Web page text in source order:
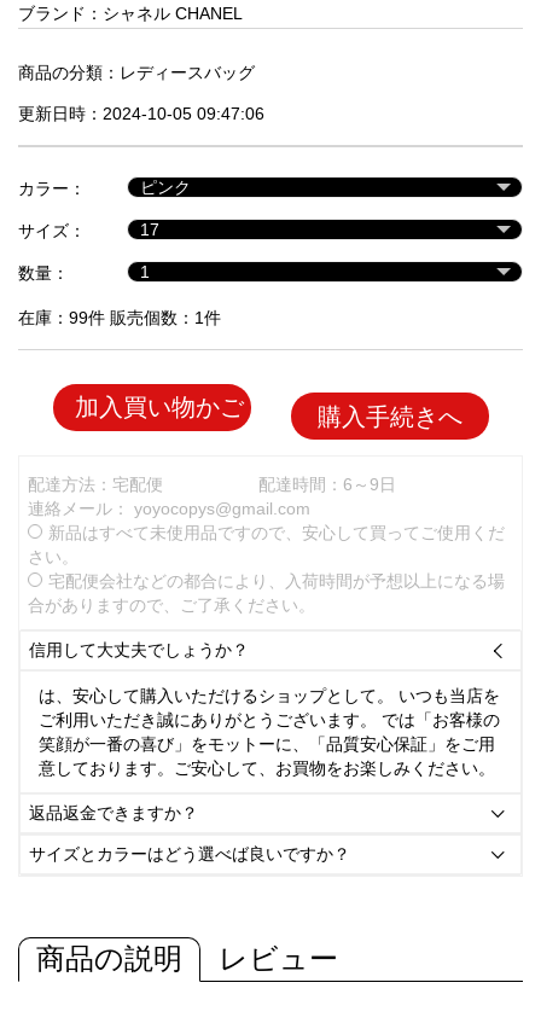
気
商
セ
ル
品
ブランド： シャネル CHANEL
商品の分類： レディースバッグ
更新日時：2024-10-05 09:47:06
カラー：
サイズ：
数量：
在庫：99件 販売個数：1件
加入買い物かご 購入手続きへ
配達方法：宅配便
配達時間：6～9日
連絡メール： yoyocopys@gmail.com
新品はすべて未使用品ですので、安心して買ってご使用くだ
さい。
宅配便会社などの都合により、入荷時間が予想以上になる場
合がありますので、ご了承ください。
信用して大丈夫でしょうか？ 
は、安心して購入いただけるショップとして。 いつも当店を
ご利用いただき誠にありがとうございます。 では「お客様の
笑顔が一番の喜び」をモットーに、「品質安心保証」をご用
意しております。ご安心して、お買物をお楽しみください。
返品返金できますか？ 
サイズとカラーはどう選べば良いですか？ 
商品の説明 レビュー